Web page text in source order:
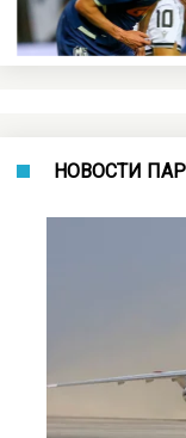
НОВОСТИ